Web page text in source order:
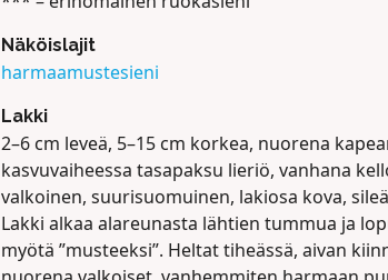
Näköislajit
harmaamustesieni
Lakki
2–6 cm leveä, 5–15 cm korkea, nuorena
kasvuvaiheessa tasapaksu lieriö, vanhana
valkoinen, suurisuomuinen, lakiosa kova,
Lakki alkaa alareunasta lähtien tummua ja
myötä ”musteeksi”. Heltat tiheässä, aivan